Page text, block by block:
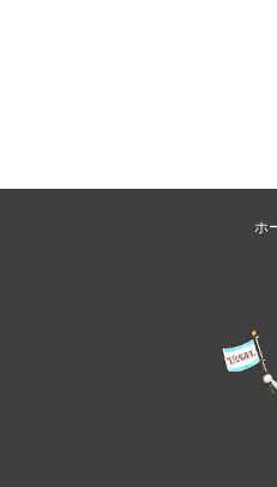
ホ